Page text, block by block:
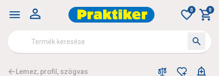
0 0
Lemez, profil, szögvas